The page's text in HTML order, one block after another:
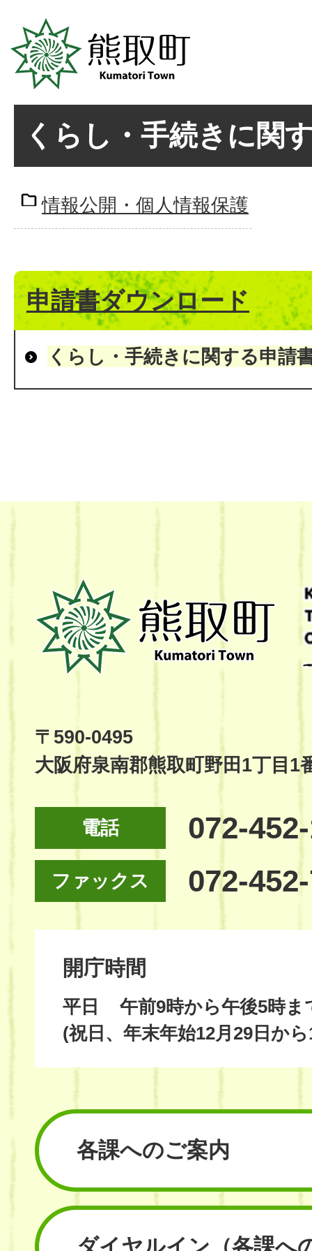
くらし・手続きに関
情報公開・個人情報保護
申請書ダウンロード
くらし・手続きに関する申請
熊
取
町
Kumatori
Site
〒590-0495
大阪府泉南郡熊取町野田1丁目1
電話 072-
ファックス 072-
開庁時間
平日
午前9時から午後5時ま
(祝日、年末年始12月29日か
各課へのご案内